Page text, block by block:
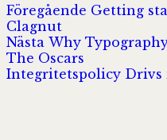
Föregående Getting
Clagnut
Nästa Nästa
inlägg:
Why
The Oscars
Integritetspolicy Drivs